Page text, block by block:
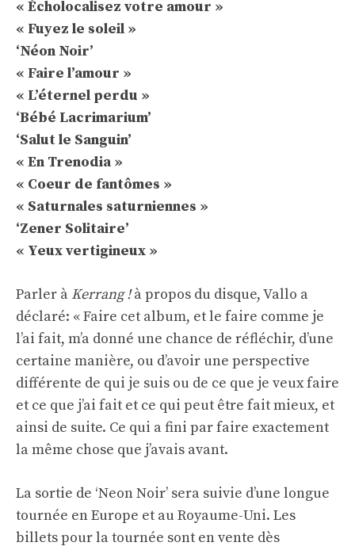
« Écholocalisez votre amour »
« Fuyez le soleil »
‘Néon Noir’
« Faire l’amour »
« L’éternel perdu »
‘Bébé Lacrimarium’
‘Salut le Sanguin’
« En Trenodia »
« Coeur de fantômes »
« Saturnales saturniennes »
‘Zener Solitaire’
« Yeux vertigineux »
Parler à Kerrang !à propos du disque, Vallo a
déclaré: « Faire cet album, et le faire comme je
l’ai fait, m’a donné une chance de réfléchir, d’une
certaine manière, ou d’avoir une perspective
différente de qui je suis ou de ce que je veux faire
et ce que j’ai fait et ce qui peut être fait mieux, et
ainsi de suite. Ce qui a fini par faire exactement
la même chose que j’avais avant.
La sortie de ‘Neon Noir’ sera suivie d’une longue
tournée en Europe et au Royaume-Uni. Les
billets pour la tournée sont en vente dès